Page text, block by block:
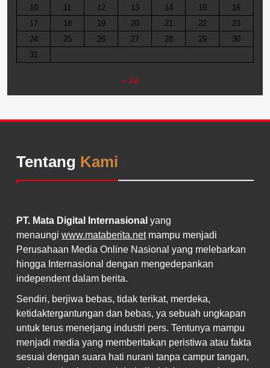
10
11 12 13 14 15
16
17
18 19 20 21 22
23
24
25 26 27 28 29
30
31
« Jul
Tentang Kami
PT. Mata Digital Internasional yang
menaungi www.mataberita.netmampu menjadi
Perusahaan Media Online Nasional yang melebarkan
hingga Internasional dengan mengedepankan
independent dalam berita.
Sendiri, berjiwa bebas, tidak terikat, merdeka,
ketidaktergantungan dan bebas, ya sebuah ungkapan
untuk terus menerjang industri pers. Tentunya mampu
menjadi media yang memberitakan peristiwa atau fakta
sesuai dengan suara hati nurani tanpa campur tangan,